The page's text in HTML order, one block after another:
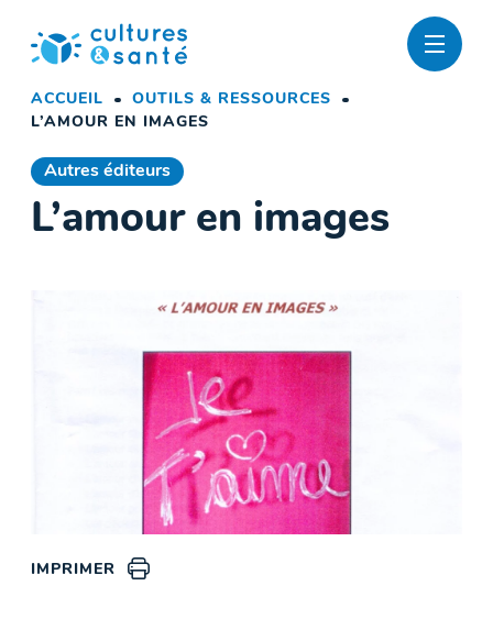
contenu
ACCUEIL
OUTILS & RESSOURCES
L’AMOUR EN IMAGES
Autres éditeurs
L’amour en images
IMPRIMER